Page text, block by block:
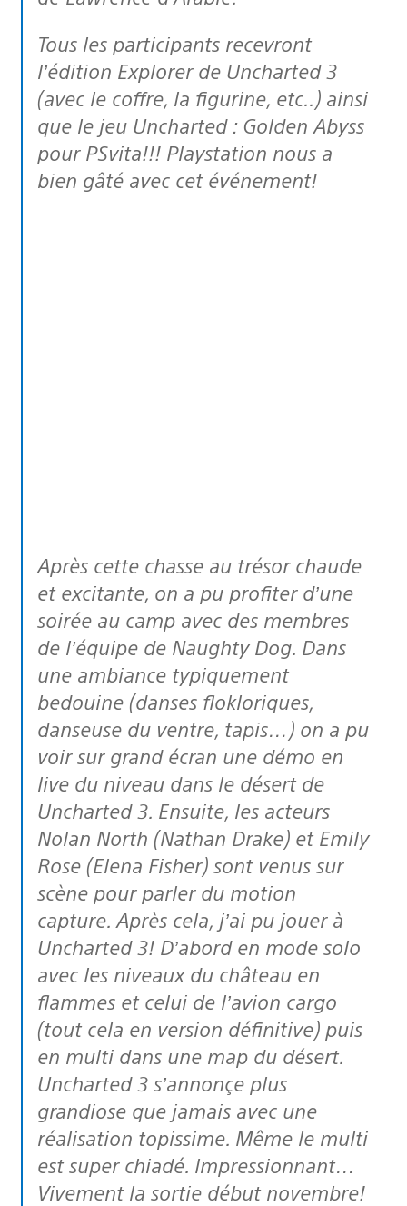
Tous les participants recevront
l’édition Explorer de Uncharted 3
(avec le coffre, la figurine, etc..) ainsi
que le jeu Uncharted : Golden Abyss
pour PSvita!!! Playstation nous a
bien gâté avec cet événement!
Après cette chasse au trésor chaude
et excitante, on a pu profiter d’une
soirée au camp avec des membres
de l’équipe de Naughty Dog. Dans
une ambiance typiquement
bedouine (danses flokloriques,
danseuse du ventre, tapis…) on a pu
voir sur grand écran une démo en
live du niveau dans le désert de
Uncharted 3. Ensuite, les acteurs
Nolan North (Nathan Drake) et Emily
Rose (Elena Fisher) sont venus sur
scène pour parler du motion
capture. Après cela, j’ai pu jouer à
Uncharted 3! D’abord en mode solo
avec les niveaux du château en
flammes et celui de l’avion cargo
(tout cela en version définitive) puis
en multi dans une map du désert.
Uncharted 3 s’annonçe plus
grandiose que jamais avec une
réalisation topissime. Même le multi
est super chiadé. Impressionnant…
Vivement la sortie début novembre!